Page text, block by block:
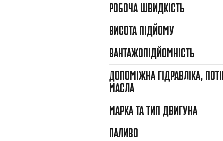
РОБОЧА ШВИДКІСТЬ
ВИСОТА ПІДЙОМУ
ВАНТАЖОПІДЙОМНІСТЬ
ДОПОМІЖНА ГІДРАВЛІКА,
МАСЛА
МАРКА ТА ТИП ДВИГУНА
ПАЛИВО